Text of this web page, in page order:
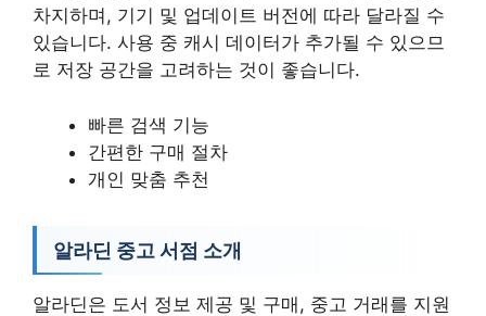
차지하며, 기기 및 업데이트 버전에 따라 달라질 수
있습니다. 사용 중 캐시 데이터가 추가될 수 있으므
로 저장 공간을 고려하는 것이 좋습니다.
빠른 검색 기능
간편한 구매 절차
개인 맞춤 추천
알라딘 중고 서점 소개
알라딘은 도서 정보 제공 및 구매, 중고 거래를 지원